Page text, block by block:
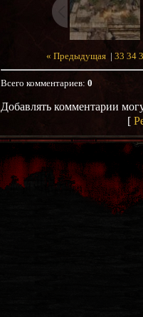
« Предыдущая | 33 34
Всего комментариев: 0
Добавлять комментарии
[